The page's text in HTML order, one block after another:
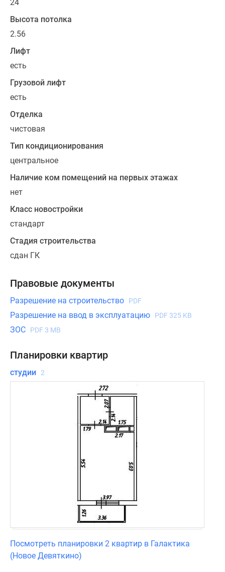
Дом
введен
в
эксплуатацию,
квартиры
продаются
по
купли-
продажи.
24
Высота потолка
2.56
Лифт
есть
Грузовой лифт
есть
Отделка
чистовая
Тип кондиционирования
центральное
Наличие ком помещений на первых этажах
нет
Класс новостройки
стандарт
Стадия строительства
сдан ГК
Правовые документы
Разрешение на строительство PDF
Разрешение на ввод в эксплуатацию PDF 325 KB
ЗОС PDF 3 MB
Планировки квартир
студии 2
Посмотреть планировки 2 квартир в Галактика
(Новое Девяткино)